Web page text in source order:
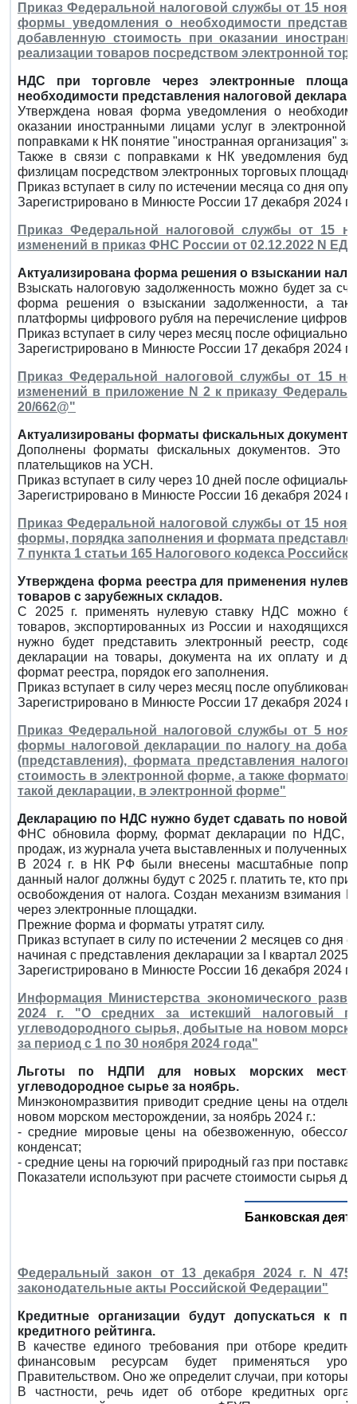
Приказ Федеральной налоговой службы от 15
формы уведомления о необходимости
добавленную стоимость при оказании
реализации товаров посредством электронной
НДС при торговле через электронные
необходимости представления налоговой
Утверждена новая форма уведомления о
оказании иностранными лицами услуг в
поправками к НК понятие "иностранная организация"
Также в связи с поправками к НК уведомления
физлицам посредством электронных торговых
Приказ вступает в силу по истечении месяца со дня
Зарегистрировано в Минюсте России 17 декабря 2024
Приказ Федеральной налоговой службы от 15
изменений в приказ ФНС России от 02.12.2022 N ЕД-
Актуализирована форма решения о взыскании
Взыскать налоговую задолженность можно будет за
форма решения о взыскании задолженности, а
платформы цифрового рубля на перечисление
Приказ вступает в силу через месяц после
Зарегистрировано в Минюсте России 17 декабря 2024
Приказ Федеральной налоговой службы от 15
изменений в приложение N 2 к приказу
20/662@"
Актуализированы форматы фискальных
Дополнены форматы фискальных документов. Это
плательщиков на УСН.
Приказ вступает в силу через 10 дней после
Зарегистрировано в Минюсте России 16 декабря 2024
Приказ Федеральной налоговой службы от 15
формы, порядка заполнения и формата
7 пункта 1 статьи 165 Налогового кодекса
Утверждена форма реестра для применения
товаров с зарубежных складов.
С 2025 г. применять нулевую ставку НДС можно
товаров, экспортированных из России и
нужно будет представить электронный реестр,
декларации на товары, документа на их оплату и
формат реестра, порядок его заполнения.
Приказ вступает в силу через месяц после
Зарегистрировано в Минюсте России 17 декабря 2024
Приказ Федеральной налоговой службы от 5
формы налоговой декларации по налогу на
(представления), формата представления
стоимость в электронной форме, а также
такой декларации, в электронной форме"
Декларацию по НДС нужно будет сдавать по новой
ФНС обновила форму, формат декларации по НДС,
продаж, из журнала учета выставленных и полученных
В 2024 г. в НК РФ были внесены масштабные
данный налог должны будут с 2025 г. платить те, кто
освобождения от налога. Создан механизм взимания
через электронные площадки.
Прежние форма и форматы утратят силу.
Приказ вступает в силу по истечении 2 месяцев со дня
начиная с представления декларации за I квартал 2025 г.
Зарегистрировано в Минюсте России 16 декабря 2024
Информация Министерства экономического
2024 г. "О средних за истекший налоговый
углеводородного сырья, добытые на новом
за период с 1 по 30 ноября 2024 года"
Льготы по НДПИ для новых морских
углеводородное сырье за ноябрь.
Минэкономразвития приводит средние цены на
новом морском месторождении, за ноябрь 2024 г.:
- средние мировые цены на обезвоженную,
конденсат;
- средние цены на горючий природный газ при
Показатели используют при расчете стоимости сырья
Банковская
Федеральный закон от 13 декабря 2024 г. N
законодательные акты Российской Федерации"
Кредитные организации будут допускаться к
кредитного рейтинга.
В качестве единого требования при отборе
финансовым ресурсам будет применяться
Правительством. Оно же определит случаи, при
В частности, речь идет об отборе кредитных